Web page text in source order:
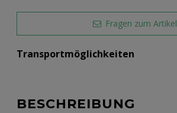
Fragen zum Artikel
Transportmöglichkeiten
BESCHREIBUNG